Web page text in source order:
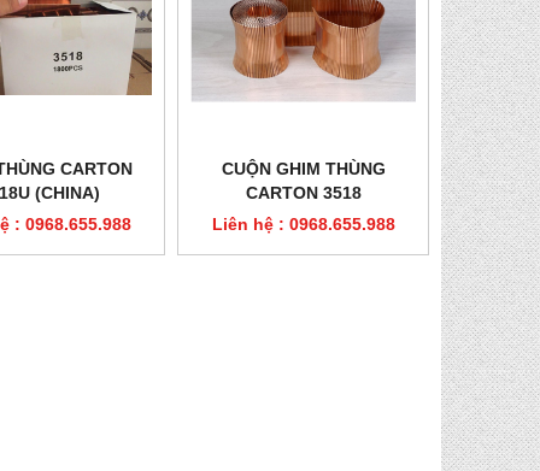
CARTON
(CHINA)
: 0968.655.988
CUỘN GHIM THÙNG
CARTON 3518
Liên hệ : 0968.655.988